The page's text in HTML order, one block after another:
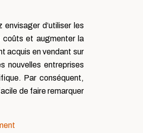
d’utiliser les
coûts et augmenter la
acquis en vendant sur
nouvelles entreprises
Par conséquent,
de faire remarquer